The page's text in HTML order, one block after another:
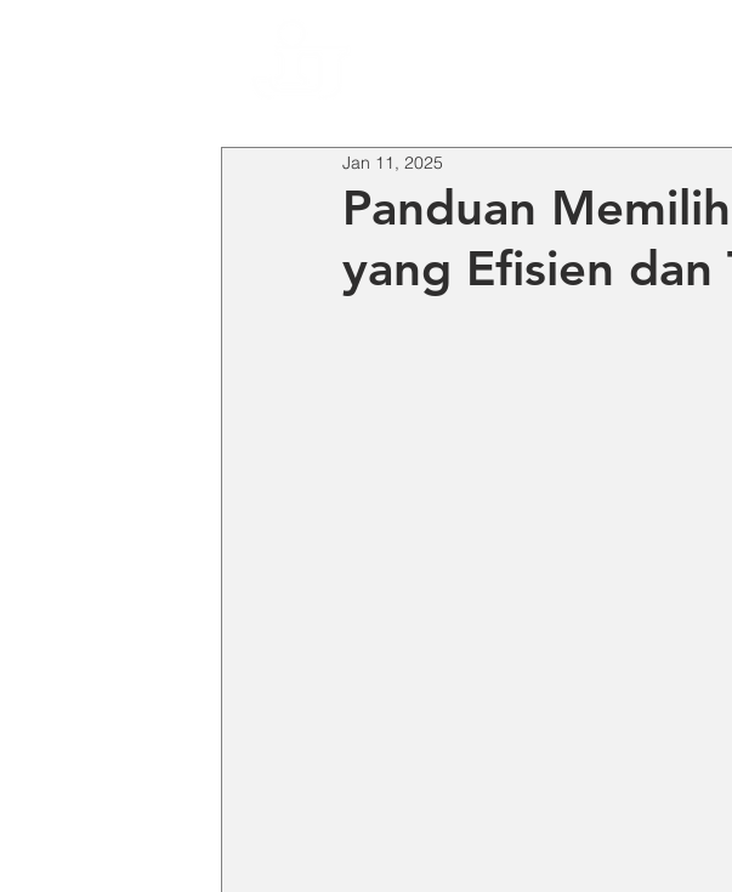
Panduan
yang Efisien dan
Jan 11, 2025